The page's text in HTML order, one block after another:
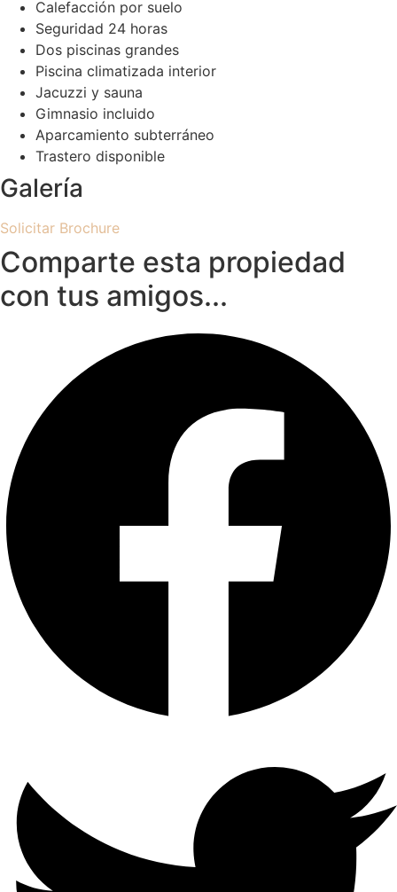
Calefacción por suelo
Seguridad 24 horas
Dos piscinas grandes
Piscina climatizada interior
Jacuzzi y sauna
Gimnasio incluido
Aparcamiento subterráneo
Trastero disponible
Galería
Solicitar Brochure
Comparte esta propiedad
con tus amigos...